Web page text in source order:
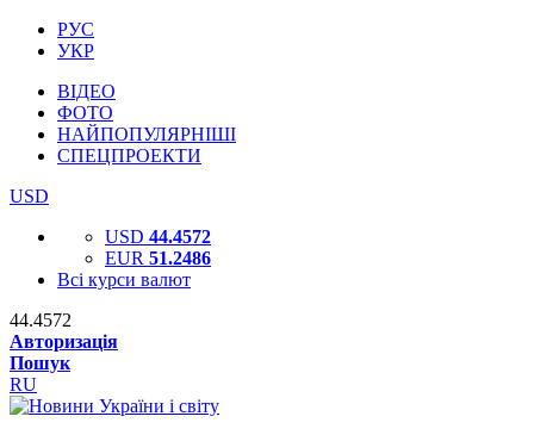
РУС
УКР
ВІДЕО
ФОТО
НАЙПОПУЛЯРНІШІ
СПЕЦПРОЕКТИ
USD
USD 44.4572
EUR 51.2486
Всі курси валют
44.4572
Авторизація
Пошук
RU